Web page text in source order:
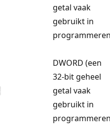
getal vaak
gebruikt in
DWORD (een
32-bit geheel
getal vaak
gebruikt in